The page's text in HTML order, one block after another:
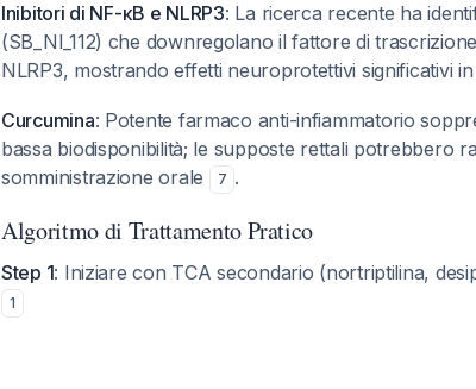
Inibitori di NF-κB e NLRP3: La ricerca recente ha
(SB_NI_112) che downregolano il fattore di
NLRP3, mostrando effetti neuroprotettivi significativi
Curcumina: Potente farmaco anti-infiammatorio
bassa biodisponibilità; le supposte rettali potrebbero
somministrazione orale
7 .
Algoritmo di Trattamento Pratico
Step 1: Iniziare con TCA secondario (nortriptilina,
1